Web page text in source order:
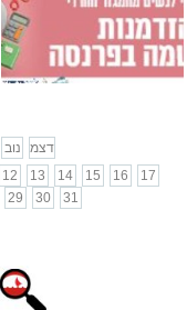
נוב
דצמ
12 13 14 15 16
17
29 30 31